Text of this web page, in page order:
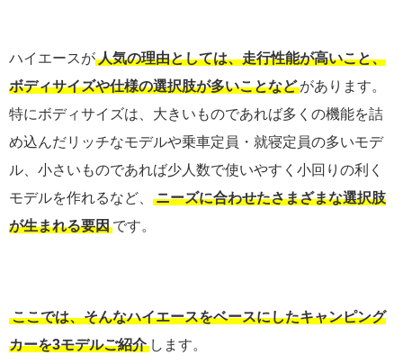
ハイエースが人気の理由としては、走行性能が高いこと、
ボディサイズや仕様の選択肢が多いことなど があります。
特にボディサイズは、大きいものであれば多くの機能を詰
め込んだリッチなモデルや乗車定員・就寝定員の多いモデ
ル、小さいものであれば少人数で使いやすく小回りの利く
モデルを作れるなど、
ニーズに合わせたさまざまな選択肢
が生まれる要因 です。
ここでは、そんなハイエースをベースにしたキャンピング
カーを3モデルご紹介 します。